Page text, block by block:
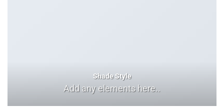
Shade Style
Add any elements here..